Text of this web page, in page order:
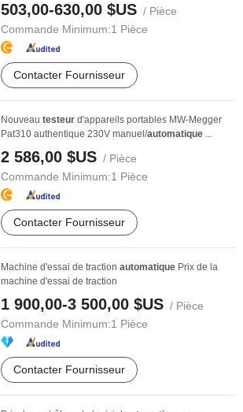
503,00-630,00 $US / Pièce
Commande Minimum:1 Pièce
Contacter Fournisseur
Nouveau testeur d'appareils portables MW-Megger
Pat310 authentique 230V manuel/automatique ...
2 586,00 $US / Pièce
Commande Minimum:1 Pièce
Contacter Fournisseur
Machine d'essai de traction automatique Prix de la
machine d'essai de traction
1 900,00-3 500,00 $US / Pièce
Commande Minimum:1 Pièce
Contacter Fournisseur